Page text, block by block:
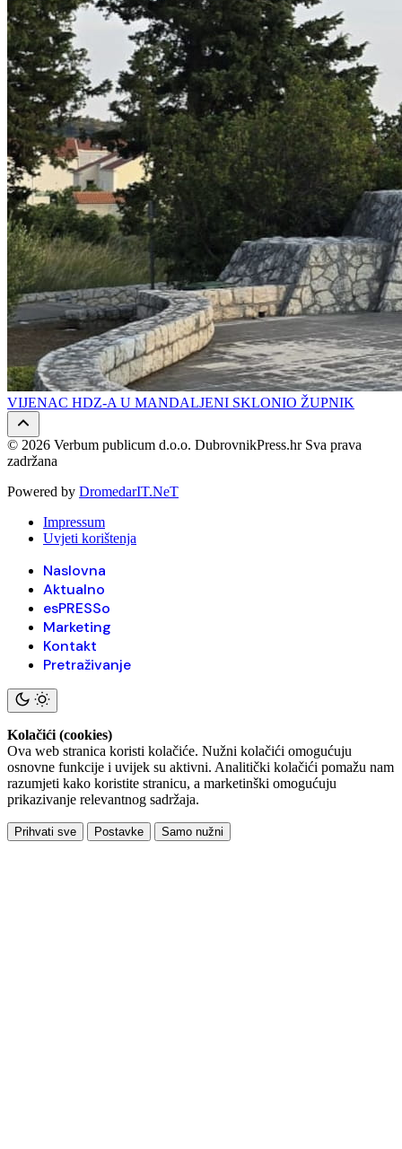
VIJENAC HDZ-A U MANDALJENI SKLONIO ŽUPNIK
© 2026 Verbum publicum d.o.o. DubrovnikPress.hr Sva prava
zadržana
Powered by DromedarIT.NeT
Impressum
Uvjeti korištenja
Naslovna
Aktualno
esPRESSo
Marketing
Kontakt
Pretraživanje
Kolačići (cookies)
Ova web stranica koristi kolačiće. Nužni kolačići omogućuju
osnovne funkcije i uvijek su aktivni. Analitički kolačići pomažu nam
razumjeti kako koristite stranicu, a marketinški omogućuju
prikazivanje relevantnog sadržaja.
Prihvati sve Postavke Samo nužni